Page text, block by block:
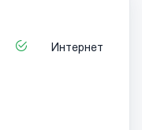
Интернет